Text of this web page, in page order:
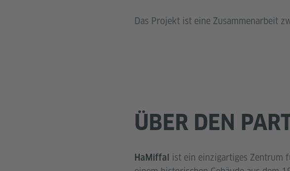
Das Projekt ist eine Zusammenarbeit
ÜBER DEN
HaMiffal
ist ein einzigartiges Zentrum